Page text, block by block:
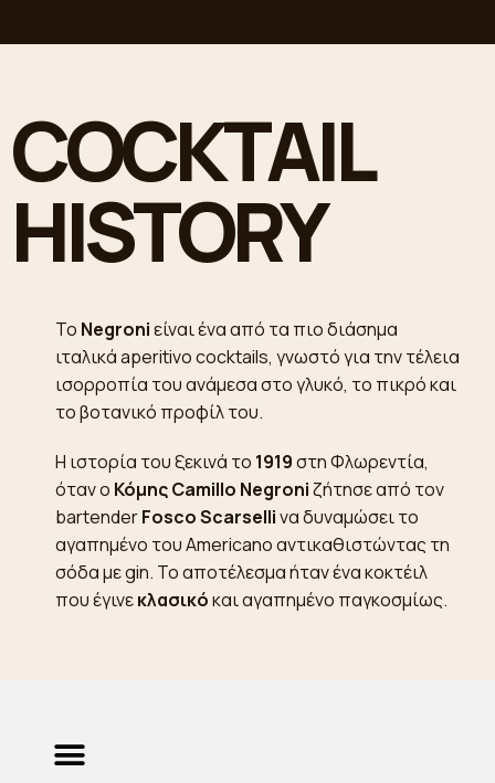
COCKTAIL
HISTORY
Το Negroniείναι ένα από τα πιο διάσημα
ιταλικά aperitivo cocktails, γνωστό για την τέλεια
ισορροπία του ανάμεσα στο γλυκό, το πικρό και
το βοτανικό προφίλ του.
Η ιστορία του ξεκινά το 1919στη Φλωρεντία,
όταν ο Κόμης Camillo Negroniζήτησε από τον
bartenderFosco Scarselliνα δυναμώσει το
αγαπημένο του Americano αντικαθιστώντας τη
σόδα με gin. Το αποτέλεσμα ήταν ένα κοκτέιλ
που έγινεκλασικόκαι αγαπημένο παγκοσμίως.